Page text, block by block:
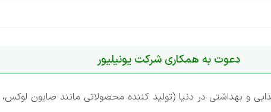
دعوت به همکاری شرکت یونیلیور
و بهداشتی در دنیا (تولید کننده محصولاتی مانند صابون